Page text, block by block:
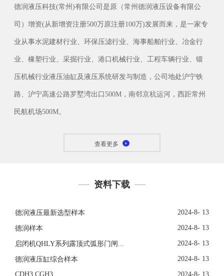
德润液压科技(常州)有限公司是原（常州德润液压设备有限公
司）增资(从新增资注册500万原注册100万)发展而来，是一家专
业从事水泥建材行业、环保压滤行业、海事船舶行业、冶金行
业、橡塑行业、采掘行业、港口机械行业、工程车辆行业、锻
压机械行业液压油缸及液压系统研发与制造，公司地处沪宁铁
路、沪宁高速公路罗墅湾出口500M，南邻京杭运河，西距常州
民航机场500M。
查看更多
资料下载
德润液压最新选型样本 2024-8- 13
德润样本 2024-8- 13
启闭机QHLY系列露顶式弧形门闸... 2024-8- 13
德润液压缸综合样本 2024-8- 13
CDH3 CGH3 2024-8- 13